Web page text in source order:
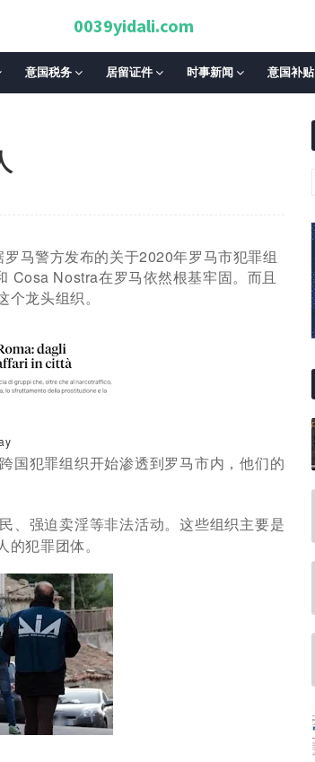
0039yidali.com
意国税务 居留证件 时事新闻 意国补贴
马警方发布的关于2020年罗马市犯罪组
Nostra在罗马依然根基牢固。 而且
龙头组织。
国犯罪组织开始渗透到罗马市内，他们的
、强迫卖淫等非法活动。这些组织主要是
犯罪团体。